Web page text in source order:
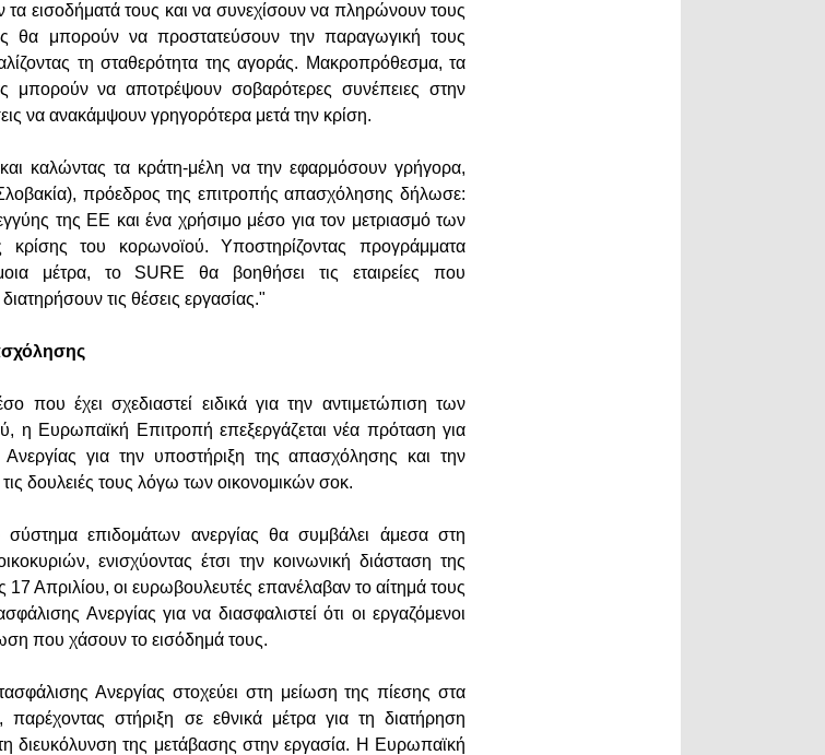
τα εισοδήματά τους και να συνεχίσουν να πληρώνουν τους
θα μπορούν να προστατεύσουν την παραγωγική τους
τη σταθερότητα της αγοράς. Μακροπρόθεσμα, τα
μπορούν να αποτρέψουν σοβαρότερες συνέπειες στην
να ανακάμψουν γρηγορότερα μετά την κρίση.
και καλώντας τα κράτη-μέλη να την εφαρμόσουν γρήγορα,
πρόεδρος της επιτροπής απασχόλησης δήλωσε:
της ΕΕ και ένα χρήσιμο μέσο για τον μετριασμό των
κρίσης του κορωνοϊού. Υποστηρίζοντας προγράμματα
μέτρα, το SURE θα βοηθήσει τις εταιρείες που
τις θέσεις εργασίας."
που έχει σχεδιαστεί ειδικά για την αντιμετώπιση των
η Ευρωπαϊκή Επιτροπή επεξεργάζεται νέα πρόταση για
για την υποστήριξη της απασχόλησης και την
δουλειές τους λόγω των οικονομικών σοκ.
επιδομάτων ανεργίας θα συμβάλει άμεσα στη
ενισχύοντας έτσι την κοινωνική διάσταση της
Απριλίου, οι ευρωβουλευτές επανέλαβαν το αίτημά τους
Ανεργίας για να διασφαλιστεί ότι οι εργαζόμενοι
που χάσουν το εισόδημά τους.
Ανεργίας στοχεύει στη μείωση της πίεσης στα
στήριξη σε εθνικά μέτρα για τη διατήρηση
διευκόλυνση της μετάβασης στην εργασία. Η Ευρωπαϊκή